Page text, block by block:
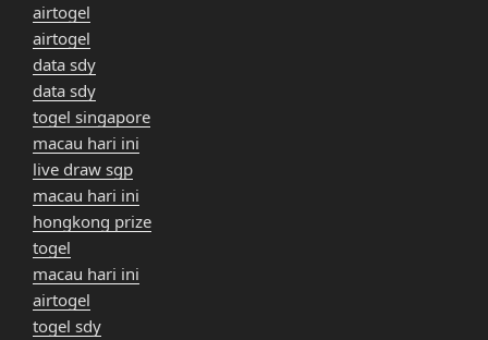
airtogel
airtogel
data sdy
data sdy
togel singapore
macau hari ini
live draw sgp
macau hari ini
hongkong prize
togel
macau hari ini
airtogel
togel sdy